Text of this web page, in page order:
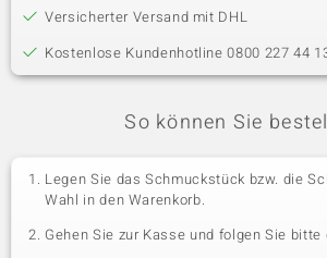
Versicherter Versand mit DHL
Kostenlose Kundenhotline 0800 227 44
So können Sie
Legen Sie das Schmuckstück bzw. die
Wahl in den Warenkorb.
Gehen Sie zur Kasse und folgen Sie bitte